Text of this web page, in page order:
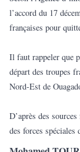
l’accord du 17
françaises pour
Il faut rappeler que
départ des troupes
Nord-Est de
D’après des
des forces spéciales